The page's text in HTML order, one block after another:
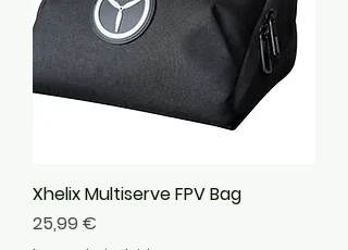
Xhelix Multiserve FPV Bag
Precio
25,99 €